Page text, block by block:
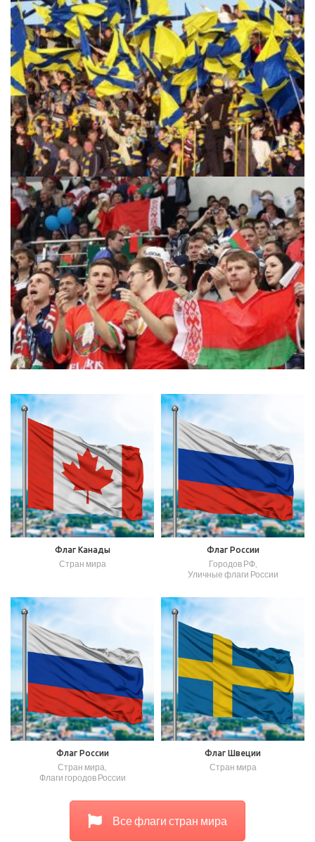
Флаг Канады
Стран мира
Флаг России
Городов РФ,
Уличные флаги России
Флаг России
Стран мира
Флаги городов России
Флаг Швеции
Стран мира
Все флаги стран мира